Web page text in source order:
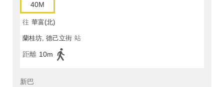
40M
往 華富(北)
蘭桂坊, 德己立街 站
距離 10m
新巴